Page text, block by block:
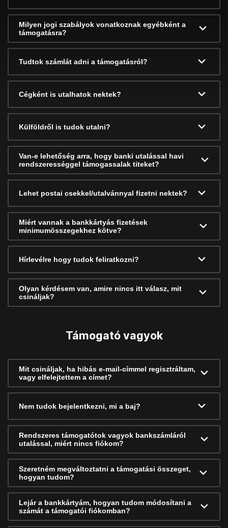
Milyen jogi szabályok vonatkoznak egyébként a
támogatásra?
Tudtok számlát adni a támogatásról?
Cégként is utalhatok nektek?
Külföldről is tudok utalni?
Van-e lehetőség arra, hogy banki utalással havi
rendszerességgel támogassalak titeket?
Lehet postai csekkel/utalvánnyal fizetni nektek?
Miért vannak a bankkártyás fizetések
minimumösszegekhez kötve?
Hírlevélre hogy tudok feliratkozni?
Olyan kérdésem van, amire nincs itt válasz, mit
csináljak?
Támogató vagyok
Mit csináljak, ha hibás e-mail-címmel regisztráltam,
vagy elfelejtettem a címet?
Nem tudok bejelentkezni, mi a baj?
Rendszeres támogatótok vagyok bankszámláról
utalással, miért nincs fiókom?
Szeretném megváltoztatni a támogatási összeget,
hogyan tudom?
Lejár a bankkártyám, hogyan tudom módosítani a
számát a támogatói fiókomban?